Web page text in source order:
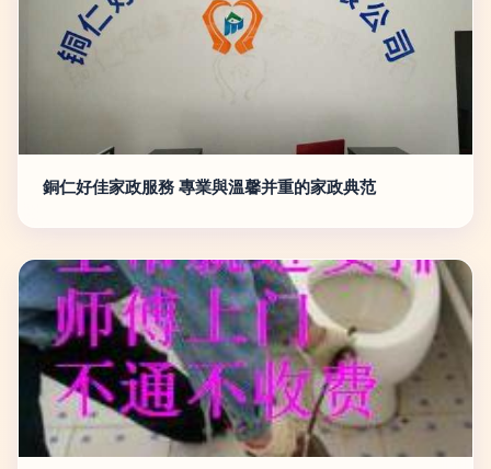
銅仁好佳家政服務 專業與溫馨并重的家政典范